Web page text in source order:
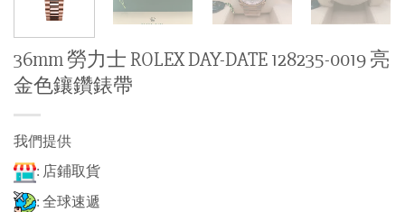
36mm 勞力士 ROLEX DAY-DATE 128235-0019 亮
金色鑲鑽錶帶
我們提供
: 店鋪取貨
: 全球速遞